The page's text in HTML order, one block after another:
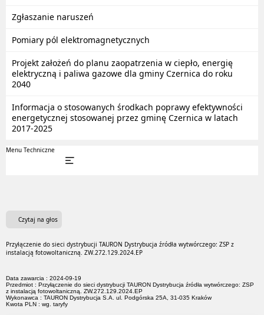
Zgłaszanie naruszeń
Pomiary pól elektromagnetycznych
Projekt założeń do planu zaopatrzenia w ciepło, energię
elektryczną i paliwa gazowe dla gminy Czernica do roku
2040
Informacja o stosowanych środkach poprawy efektywności
energetycznej stosowanej przez gminę Czernica w latach
2017-2025
Menu Techniczne
Czytaj na głos
Przyłączenie do sieci dystrybucji TAURON Dystrybucja źródła wytwórczego: ZSP z
instalacją fotowoltaniczną. ZW.272.129.2024.EP
Data zawarcia : 2024-09-19
Przedmiot : Przyłączenie do sieci dystrybucji TAURON Dystrybucja źródła wytwórczego: ZSP
z instalacją fotowoltaniczną. ZW.272.129.2024.EP
Wykonawca : TAURON Dystrybucja S.A. ul. Podgórska 25A, 31-035 Kraków
Kwota PLN : wg. taryfy